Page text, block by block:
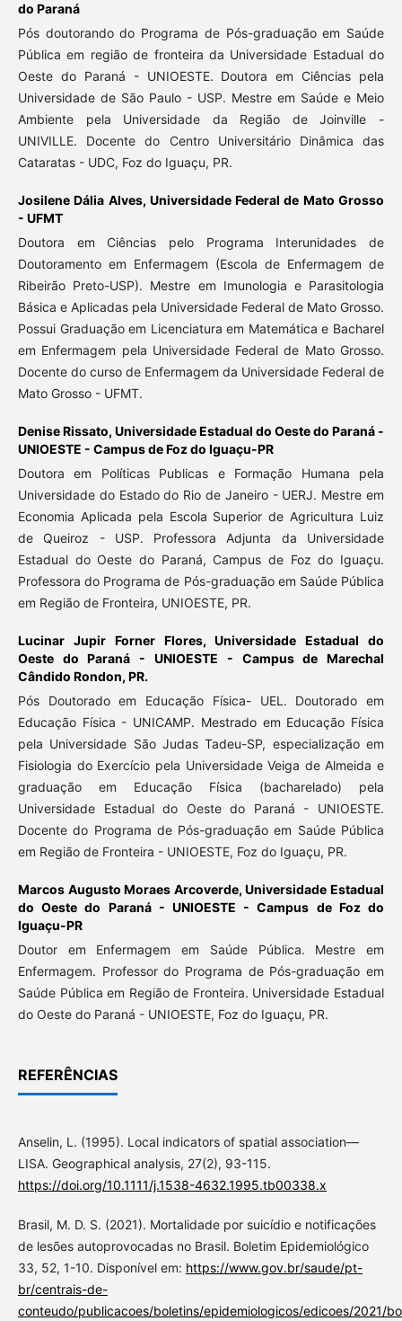
do Paraná
Pós doutorando do Programa de Pós-graduação em Saúde
Pública em região de fronteira da Universidade Estadual do
Oeste do Paraná - UNIOESTE. Doutora em Ciências pela
Universidade de São Paulo - USP. Mestre em Saúde e Meio
Ambiente pela Universidade da Região de Joinville -
UNIVILLE. Docente do Centro Universitário Dinâmica das
Cataratas - UDC, Foz do Iguaçu, PR.
Josilene Dália Alves, Universidade Federal de Mato Grosso
- UFMT
Doutora em Ciências pelo Programa Interunidades de
Doutoramento em Enfermagem (Escola de Enfermagem de
Ribeirão Preto-USP). Mestre em Imunologia e Parasitologia
Básica e Aplicadas pela Universidade Federal de Mato Grosso.
Possui Graduação em Licenciatura em Matemática e Bacharel
em Enfermagem pela Universidade Federal de Mato Grosso.
Docente do curso de Enfermagem da Universidade Federal de
Mato Grosso - UFMT.
Denise Rissato, Universidade Estadual do Oeste do Paraná -
UNIOESTE - Campus de Foz do Iguaçu-PR
Doutora em Políticas Publicas e Formação Humana pela
Universidade do Estado do Rio de Janeiro - UERJ. Mestre em
Economia Aplicada pela Escola Superior de Agricultura Luiz
de Queiroz - USP. Professora Adjunta da Universidade
Estadual do Oeste do Paraná, Campus de Foz do Iguaçu.
Professora do Programa de Pós-graduação em Saúde Pública
em Região de Fronteira, UNIOESTE, PR.
Lucinar Jupir Forner Flores,Universidade Estadual do
Oeste do Paraná - UNIOESTE - Campus de Marechal
Cândido Rondon, PR.
Pós Doutorado em Educação Física- UEL. Doutorado em
Educação Física - UNICAMP. Mestrado em Educação Física
pela Universidade São Judas Tadeu-SP, especialização em
Fisiologia do Exercício pela Universidade Veiga de Almeida e
graduação em Educação Física (bacharelado) pela
Universidade Estadual do Oeste do Paraná - UNIOESTE.
Docente do Programa de Pós-graduação em Saúde Pública
em Região de Fronteira - UNIOESTE, Foz do Iguaçu, PR.
Marcos Augusto Moraes Arcoverde,Universidade Estadual
do Oeste do Paraná - UNIOESTE - Campus de Foz do
Iguaçu-PR
Doutor em Enfermagem em Saúde Pública. Mestre em
Enfermagem. Professor do Programa de Pós-graduação em
Saúde Pública em Região de Fronteira. Universidade Estadual
do Oeste do Paraná - UNIOESTE, Foz do Iguaçu, PR.
REFERÊNCIAS
Anselin, L. (1995). Local indicators of spatial association—
LISA. Geographical analysis, 27(2), 93-115.
https://doi.org/10.1111/j.1538-4632.1995.tb00338.x
Brasil, M. D. S. (2021). Mortalidade por suicídio e notificações
de lesões autoprovocadas no Brasil. Boletim Epidemiológico
33, 52, 1-10. Disponível em: https://www.gov.br/saude/pt-
br/centrais-de-
conteudo/publicacoes/boletins/epidemiologicos/edicoes/2021/